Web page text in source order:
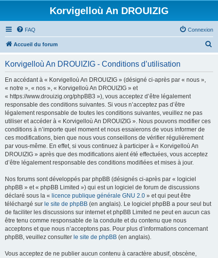
Korvigelloù An DROUIZIG
FAQ Connexion
Accueil du forum
Korvigelloù An DROUIZIG - Conditions d’utilisation
En accédant à « Korvigelloù An DROUIZIG » (désigné ci-après par « nous »,
« notre », « nos », « Korvigelloù An DROUIZIG » et
« https://www.drouizig.org/phpBB3 »), vous acceptez d’être légalement
responsable des conditions suivantes. Si vous n’acceptez pas d’être
légalement responsable de toutes les conditions suivantes, veuillez ne pas
utiliser et accéder à « Korvigelloù An DROUIZIG ». Nous pouvons modifier ces
conditions à n’importe quel moment et nous essaierons de vous informer de
ces modifications, bien que nous vous conseillons de vérifier régulièrement
par vous-même. En effet, si vous continuez à participer à « Korvigelloù An
DROUIZIG » après que des modifications aient été effectuées, vous acceptez
d’être légalement responsable des conditions modifiées et mises à jour.
Nos forums sont développés par phpBB (désignés ci-après par « logiciel
phpBB » et « phpBB Limited ») qui est un logiciel de forum de discussions
déclaré sous la « licence publique générale GNU 2.0 » et qui peut être
téléchargé sur le site de phpBB (en anglais). Le logiciel phpBB a pour seul but
de faciliter les discussions sur internet et phpBB Limited ne peut en aucun cas
être tenu comme responsable de la conduite et du contenu que nous
acceptons et que nous n’acceptons pas. Pour plus d’informations concernant
phpBB, veuillez consulter le site de phpBB (en anglais).
Vous acceptez de ne publier aucun contenu à caractère abusif, obscène,